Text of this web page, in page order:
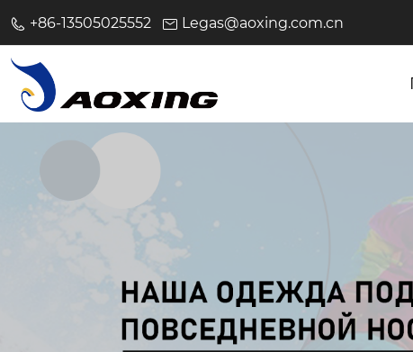
+86-13505025552 Legas@aoxing.com.cn